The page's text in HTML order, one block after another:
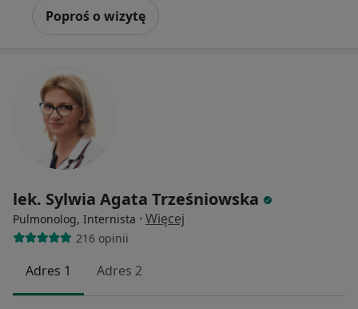
Poproś o wizytę
lek. Sylwia Agata Trześniowska
Pulmonolog, Internista · Więcej
216 opinii
Adres 1 Adres 2